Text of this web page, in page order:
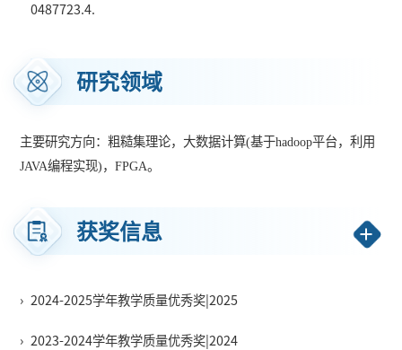
0487723.4.
研究领域
主要研究方向：粗糙集理论，大数据计算(基于hadoop平台，利用
JAVA编程实现)，FPGA。
获奖信息
› 2024-2025学年教学质量优秀奖|2025
› 2023-2024学年教学质量优秀奖|2024